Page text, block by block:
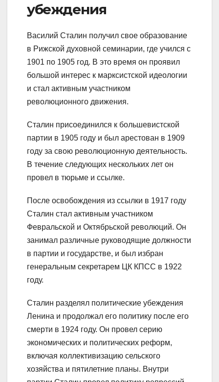
убеждения
Василий Сталин получил свое образование
в Рижской духовной семинарии, где учился с
1901 по 1905 год. В это время он проявил
большой интерес к марксистской идеологии
и стал активным участником
революционного движения.
Сталин присоединился к большевистской
партии в 1905 году и был арестован в 1909
году за свою революционную деятельность.
В течение следующих нескольких лет он
провел в тюрьме и ссылке.
После освобождения из ссылки в 1917 году
Сталин стал активным участником
Февральской и Октябрьской революций. Он
занимал различные руководящие должности
в партии и государстве, и был избран
генеральным секретарем ЦК КПСС в 1922
году.
Сталин разделял политические убеждения
Ленина и продолжал его политику после его
смерти в 1924 году. Он провел серию
экономических и политических реформ,
включая коллективизацию сельского
хозяйства и пятилетние планы. Внутри